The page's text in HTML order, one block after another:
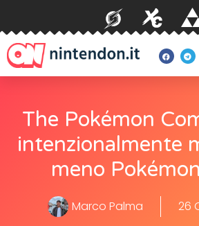
The Pokémon
intenzionalmente
meno
Marco Palma 26